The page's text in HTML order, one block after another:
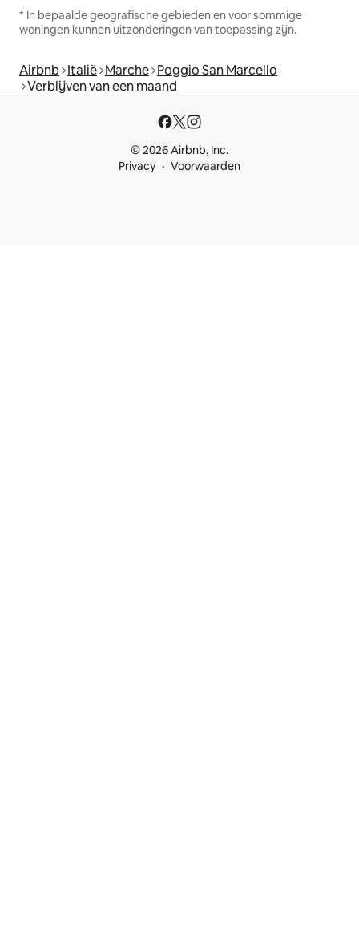
* In bepaalde geografische gebieden en voor sommige
woningen kunnen uitzonderingen van toepassing zijn.
Airbnb Italië Marche Poggio San Marcello
Verblijven van een maand
© 2026 Airbnb, Inc.
Privacy
Voorwaarden